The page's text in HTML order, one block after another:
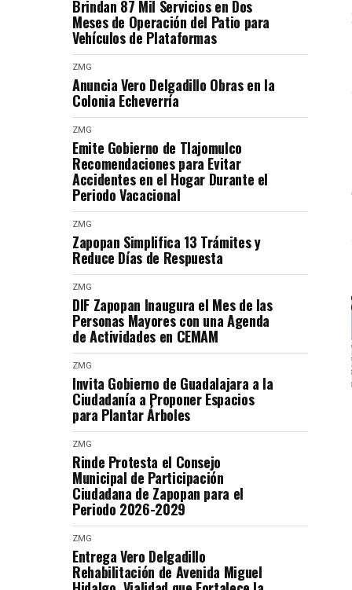
Brindan 87 Mil Servicios en Dos
Meses de Operación del Patio para
Vehículos de Plataformas
ZMG
Anuncia Vero Delgadillo Obras en la
Colonia Echeverría
ZMG
Emite Gobierno de Tlajomulco
Recomendaciones para Evitar
Accidentes en el Hogar Durante el
Periodo Vacacional
ZMG
Zapopan Simplifica 13 Trámites y
Reduce Días de Respuesta
ZMG
DIF Zapopan Inaugura el Mes de las
Personas Mayores con una Agenda
de Actividades en CEMAM
ZMG
Invita Gobierno de Guadalajara a la
Ciudadanía a Proponer Espacios
para Plantar Árboles
ZMG
Rinde Protesta el Consejo
Municipal de Participación
Ciudadana de Zapopan para el
Periodo 2026-2029
ZMG
Entrega Vero Delgadillo
Rehabilitación de Avenida Miguel